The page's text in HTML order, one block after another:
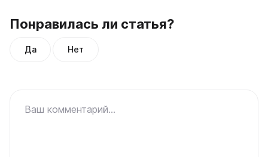
Понравилась ли статья?
Да Нет
Ваш комментарий...